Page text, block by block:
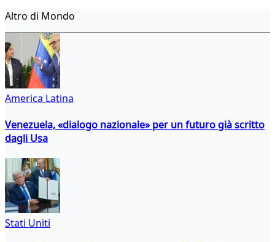
Altro di Mondo
America Latina
Venezuela, «dialogo nazionale» per un futuro già scritto
dagli Usa
Stati Uniti